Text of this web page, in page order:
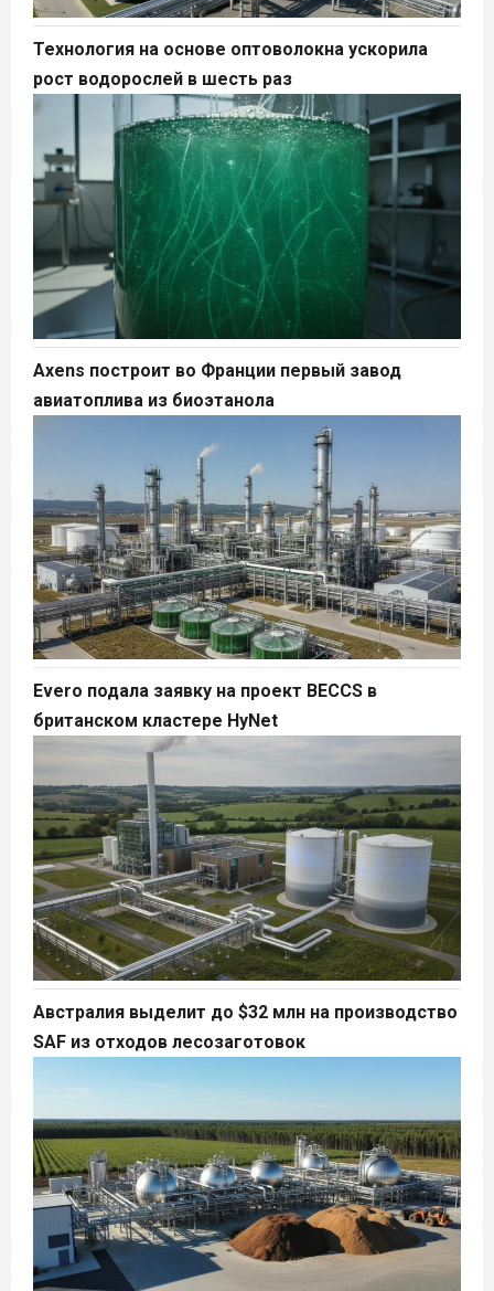
Технология на основе оптоволокна ускорила
рост водорослей в шесть раз
Axens построит во Франции первый завод
авиатоплива из биоэтанола
Evero подала заявку на проект BECCS в
британском кластере HyNet
Австралия выделит до $32 млн на производство
SAF из отходов лесозаготовок